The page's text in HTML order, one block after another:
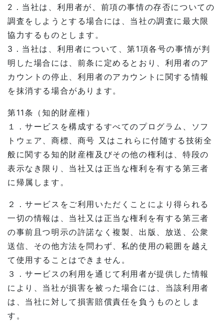
2．当社は、利用者が、前項の事情の存否についての
調査をしようとする場合には、当社の調査に最大限
協力するものとします。
3．当社は、利用者について、第1項各号の事情が判
明した場合には、前条に定めるとおり、利用者のア
カウントの停止、利用者のアカウントに関する情報
を抹消する場合があります。
第11条（知的財産権）
１．サービスを構成するすべてのプログラム、ソフ
トウェア、商標、商号 又はこれらに付随する技術全
般に関する知的財産権及びその他の権利は、特段の
表示なき限り、当社又は正当な権利を有する第三者
に帰属します。
２．サービスをご利用いただくことにより得られる
一切の情報は、当社又は正当な権利を有する第三者
の事前且つ明示の許諾なく複製、出版、放送、公衆
送信、その他方法を問わず、私的使用の範囲を越え
て使用することはできません。
３．サービスの利用を通じて利用者が提供した情報
により、当社が損害を被った場合には、当該利用者
は、当社に対して損害賠償責任を負うものとしま
す。